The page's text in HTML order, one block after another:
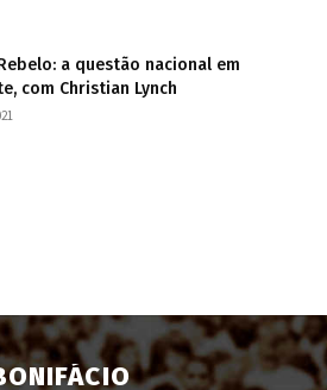
a questão nacional em
com Christian Lynch